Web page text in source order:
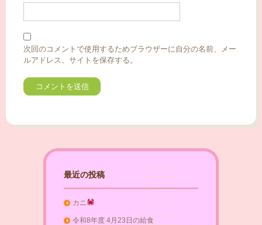
次回のコメントで使用するためブラウザーに自分の名前、メー
ルアドレス、サイトを保存する。
最近の投稿
カニ
令和8年度 4月23日の給食